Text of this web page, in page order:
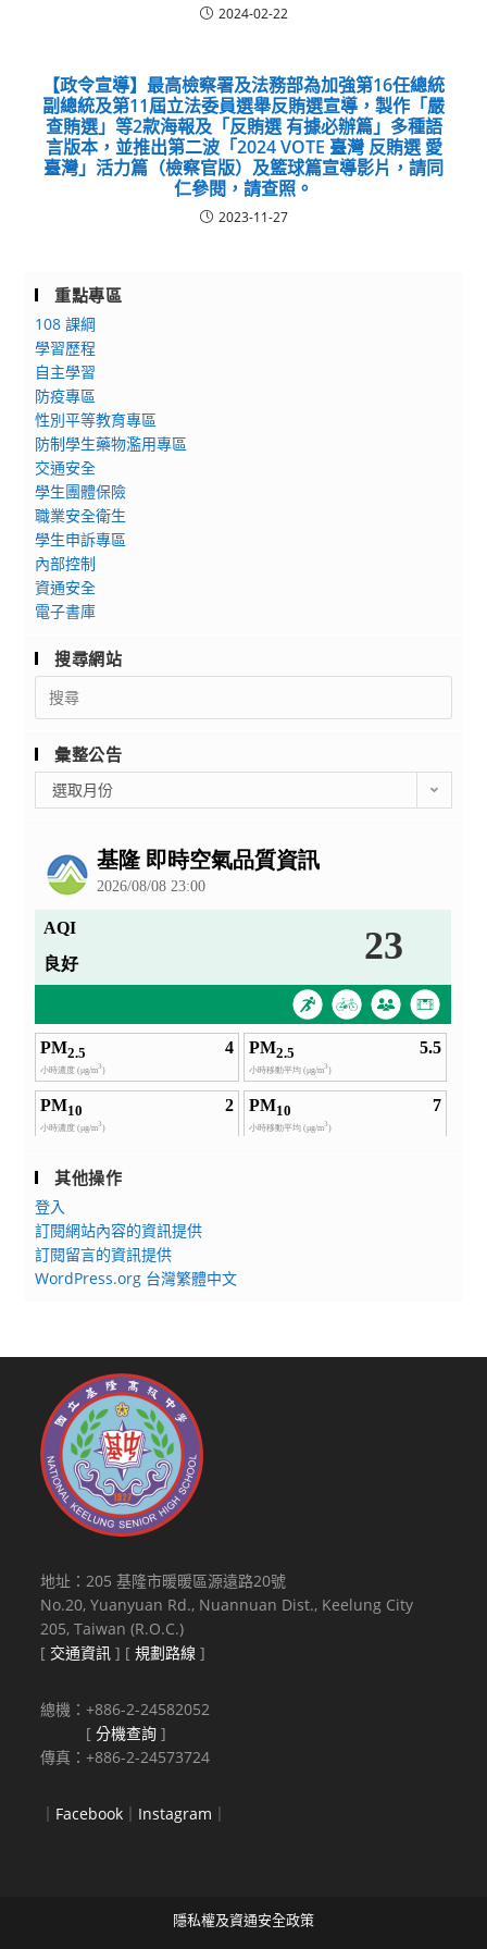
2024-02-22
【政令宣導】最高檢察署及法務部為加強第16任總統
副總統及第11屆立法委員選舉反賄選宣導，製作「嚴
查賄選」等2款海報及「反賄選 有據必辦篇」多種語
言版本，並推出第二波「2024 VOTE 臺灣 反賄選 愛
臺灣」活力篇（檢察官版）及籃球篇宣導影片，請同
仁參閱，請查照。
2023-11-27
重點專區
108 課綱
學習歷程
自主學習
防疫專區
性別平等教育專區
防制學生藥物濫用專區
交通安全
學生團體保險
職業安全衛生
學生申訴專區
內部控制
資通安全
電子書庫
搜尋網站
Search
for:
彙整公告
整
選取月份
其他操作
登入
訂閱網站內容的資訊提供
訂閱留言的資訊提供
WordPress.org 台灣繁體中文
地址：205 基隆市暖暖區源遠路20號
No.20, Yuanyuan Rd., Nuannuan Dist., Keelung City
205, Taiwan (R.O.C.)
[ 交通資訊 ] [規劃路線 ]
總機：+886-2-24582052
[分機查詢 ]
傳真：+886-2-24573724
｜ Facebook ｜ Instagram ｜
隱私權及資通安全政策